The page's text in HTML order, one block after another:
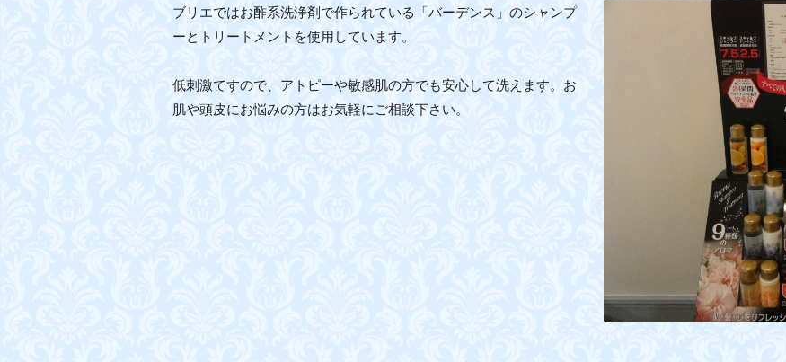
ブリエではお酢系洗浄剤で作られている「バーデンス」のシャンプ
ーとトリートメントを使用しています。
低刺激ですので、アトピーや敏感肌の方でも安心して洗えます。お
肌や頭皮にお悩みの方はお気軽にご相談下さい。